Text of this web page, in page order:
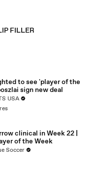
FILLER
to see 'player of the
sign new deal
USA
clinical in Week 22 |
of the Week
Soccer